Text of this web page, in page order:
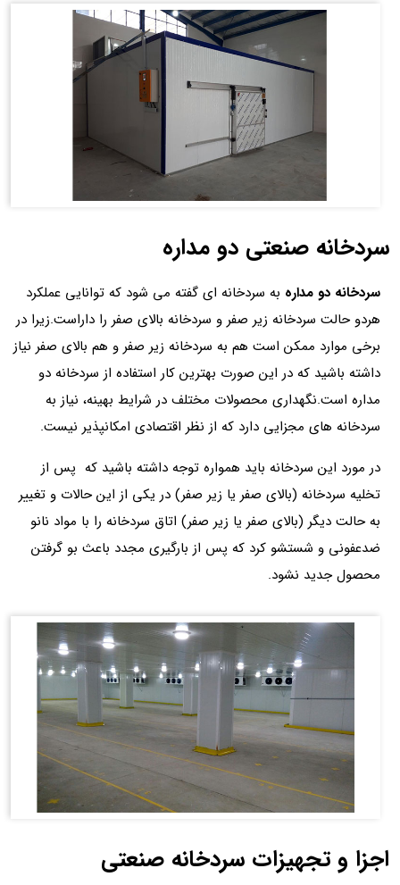
سردخانه صنعتی دو مداره
سردخانه دو مداره به سردخانه ای گفته می شود که توانایی عملکرد
هردو حالت سردخانه زیر صفر و سردخانه بالای صفر را داراست.زیرا در
برخی موارد ممکن است هم به سردخانه زیر صفر و هم بالای صفر نیاز
داشته باشید که در این صورت بهترین کار استفاده از سردخانه دو
مداره است.نگهداری محصولات مختلف در شرایط بهینه، نیاز به
سردخانه های مجزایی دارد که از نظر اقتصادی امکانپذیر نیست.
در مورد این سردخانه باید همواره توجه داشته باشید که پس از
تخلیه سردخانه (بالای صفر یا زیر صفر) در یکی از این حالات و تغییر
به حالت دیگر (بالای صفر یا زیر صفر) اتاق سردخانه را با مواد نانو
ضدعفونی و شستشو کرد که پس از بارگیری مجدد باعث بو گرفتن
محصول جدید نشود.
اجزا و تجهیزات سردخانه صنعتی